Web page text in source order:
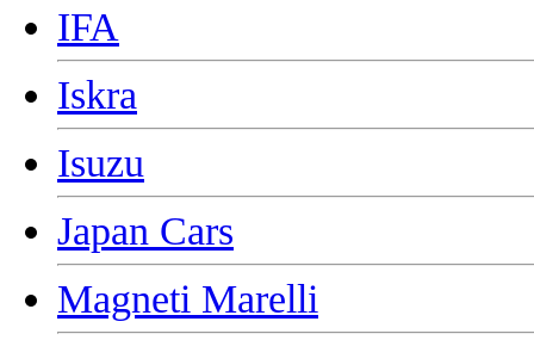
IFA
Iskra
Isuzu
Japan Cars
Magneti Marelli